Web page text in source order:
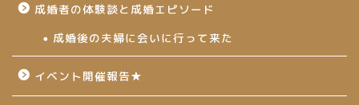
成婚者の体験談と成婚エピソード
成婚後の夫婦に会いに行って来た
イベント開催報告★